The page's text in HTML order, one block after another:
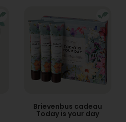
Brievenbus cadeau
Today is your day